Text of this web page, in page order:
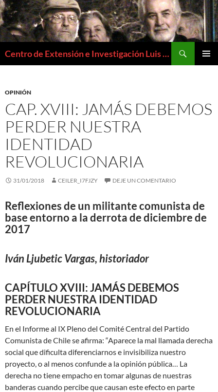
Centro de Extensión e Investigación Luis Emilio Recabarren
OPINIÓN
CAP. XVIII: JAMÁS DEBEMOS
PERDER NUESTRA
IDENTIDAD
REVOLUCIONARIA
31/01/2018 CEILER_I7FJZY DEJE UN COMENTARIO
Reflexiones de un militante comunista de
base entorno a la derrota de diciembre de
2017
Iván Ljubetic Vargas, historiador
CAPÍTULO XVIII: JAMÁS DEBEMOS
PERDER NUESTRA IDENTIDAD
REVOLUCIONARIA
En el Informe al IX Pleno del Comité Central del Partido
Comunista de Chile se afirma: “Aparece la mal llamada derecha
social que dificulta diferenciarnos e invisibiliza nuestro
proyecto, o al menos confunde a la opinión pública… La
derecha no tiene empacho en tomar algunas de nuestras
banderas cuando percibe que causan este efecto en parte